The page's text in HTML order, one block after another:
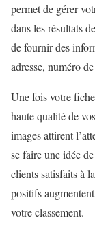
permet de gérer
dans les résultats
de fournir des
adresse, numéro
Une fois votre
haute qualité de
images attirent
se faire une idée
clients satisfaits à
positifs
votre classement.